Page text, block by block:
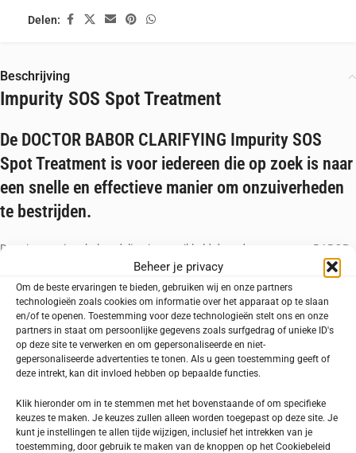
Beheer je privacy
Om de beste ervaringen te bieden, gebruiken wij en onze partners
technologieën zoals cookies om informatie over het apparaat op te slaan
en/of te openen. Toestemming voor deze technologieën stelt ons en onze
partners in staat om persoonlijke gegevens zoals surfgedrag of unieke ID's
op deze site te verwerken en om gepersonaliseerde en niet-
gepersonaliseerde advertenties te tonen. Als u geen toestemming geeft of
deze intrekt, kan dit invloed hebben op bepaalde functies.
Klik hieronder om in te stemmen met het bovenstaande of om specifieke
keuzes te maken. Je keuzes zullen alleen worden toegepast op deze site. Je
kunt je instellingen te allen tijde wijzigen, inclusief het intrekken van je
toestemming, door gebruik te maken van de knoppen op het Cookiebeleid
Delen:
Beschrijving
Impurity SOS Spot Treatment
De DOCTOR BABOR CLARIFYING Impurity SOS
Spot Treatment is voor iedereen die op zoek is naar
een snelle en effectieve manier om onzuiverheden
te bestrijden.
Deze innovatieve behandeling is ontwikkeld door de experts van BABOR
en maakt gebruik van een uiterst effectief 5,8% Zinc Ictasol Succinic Acid
BHA-complex, dat onzuiverheden doelgericht en snel aanpakt voor een
gelijkmatigere huid.
Waarom kiezen voor DOCTOR BABOR CLARIFYING Impurity SOS Spot
Treatment?
ingrediënten in dit product, waaronder zink en salicylzuur, werkt diep in
de poriën om puistjes te verminderen en toekomstige uitbraken te
voorkomen.